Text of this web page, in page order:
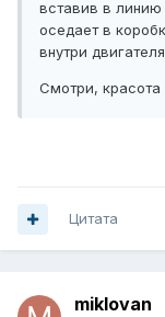
вставив в
оседает в
внутри
Смотри, красота
Цитата
miklovan